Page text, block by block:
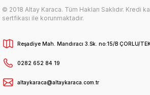
© 2018 Altay Karaca. Tüm Hakları Saklıdır. Kredi
sertfikası ile korunmaktadır.
Reşadiye Mah. Mandıracı 3.Sk. no:15/B ÇORLU/
0282 652 84 19
altaykaraca@altaykaraca.com.tr